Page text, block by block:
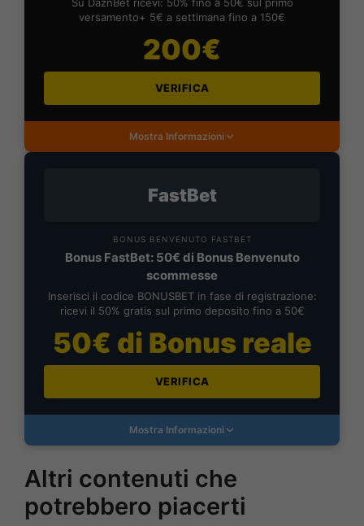
versamento+ 5€ a settimana fino a 150€
200€
VERIFICA
Mostra Informazioni
FastBet
BONUS BENVENUTO FASTBET
Bonus FastBet: 50€ di Bonus Benvenuto
scommesse
Inserisci il codice BONUSBET in fase di registrazione:
ricevi il 50% gratis sul primo deposito fino a 50€
50€ di Bonus reale
VERIFICA
Mostra Informazioni
Altri contenuti che
potrebbero piacerti